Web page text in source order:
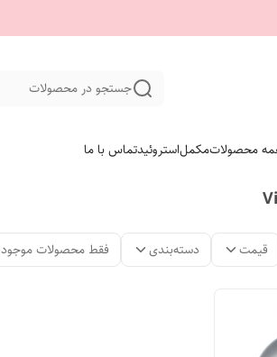
جستجو در محصولات
محصولاتمکملاستروئیدتماس با ما
قیمت دسته‌بندی فقط محصولات موجود